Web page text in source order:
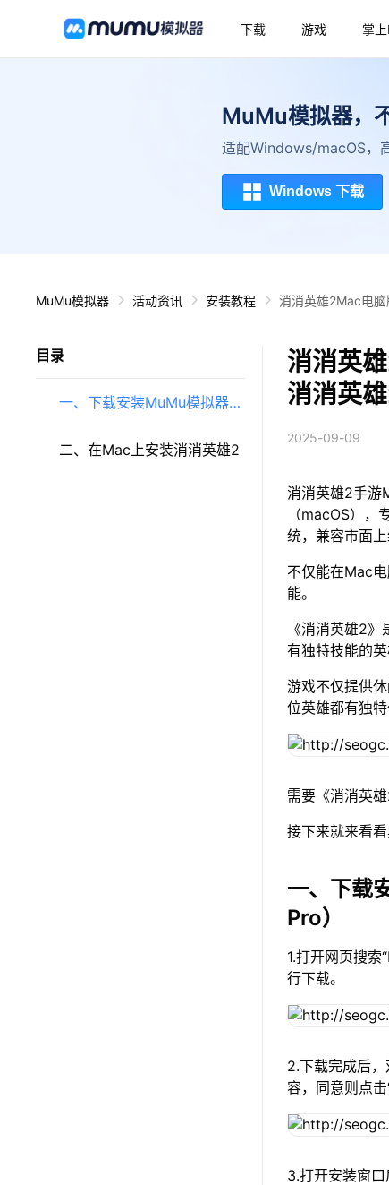
下载 游戏 掌
MuMu模拟器，
适配Windows/macOS，
Windows 下载
MuMu模拟器 活动资讯 安装教程 消消英雄2Mac电
目录
一、下载安装MuMu模拟器
（macOS）（原MuMu模拟
二、在Mac上安装消消英雄2
消消英
消消英
2025-09-09
消消英雄2手游
（macOS）
统，兼容市面上
不仅能在Mac
能。
《消消英雄2
有独特技能的
游戏不仅提供
位英雄都有独
需要《消消英
接下来就来看
一、下载
Pro）
1.打开网页搜索
行下载。
2.下载完成后
容，同意则点击
3.打开安装窗口